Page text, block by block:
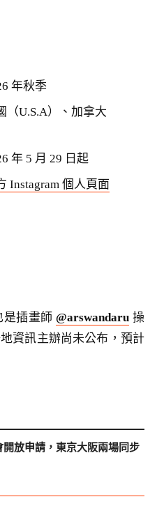
年秋季
（U.S.A）、加拿大
年 5 月 29 日起
Instagram 個人頁面
是插畫師 @arswandaru 操
資訊主辦尚未公布，預計
開放申請，東京大阪兩場同步